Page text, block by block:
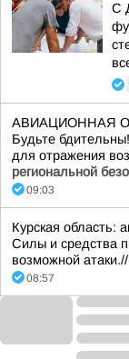
С
АВИАЦИОННАЯ
Будьте
для отражения
региональной
09:03
Курская область:
Силы и средства
возможной атаки.//
08:57